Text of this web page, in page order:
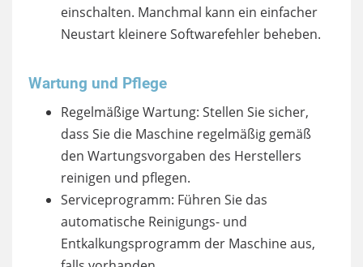
einschalten. Manchmal kann ein einfacher
Neustart kleinere Softwarefehler beheben.
Wartung und Pflege
Regelmäßige Wartung: Stellen Sie sicher,
dass Sie die Maschine regelmäßig gemäß
den Wartungsvorgaben des Herstellers
reinigen und pflegen.
Serviceprogramm: Führen Sie das
automatische Reinigungs- und
Entkalkungsprogramm der Maschine aus,